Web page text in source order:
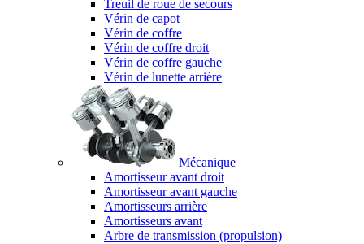
Treuil de roue de secours
Vérin de capot
Vérin de coffre
Vérin de coffre droit
Vérin de coffre gauche
Vérin de lunette arrière
Mécanique
Amortisseur avant droit
Amortisseur avant gauche
Amortisseurs arrière
Amortisseurs avant
Arbre de transmission (propulsion)